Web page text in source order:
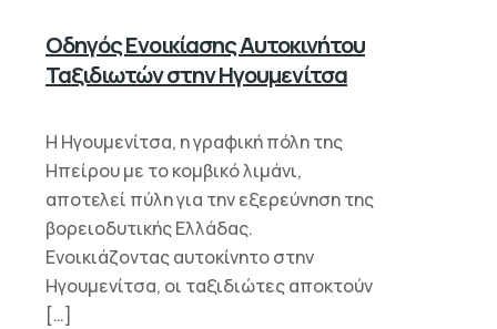
Οδηγός Ενοικίασης Αυτοκινήτου
Ταξιδιωτών στην Ηγουμενίτσα
Η Ηγουμενίτσα, η γραφική πόλη της
Ηπείρου με το κομβικό λιμάνι,
αποτελεί πύλη για την εξερεύνηση της
βορειοδυτικής Ελλάδας.
Ενοικιάζοντας αυτοκίνητο στην
Ηγουμενίτσα, οι ταξιδιώτες αποκτούν
[…]